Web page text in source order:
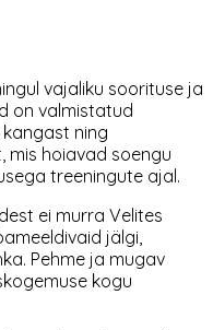
vajaliku soorituse ja
on valmistatud
ning
mis hoiavad soengu
treeningute ajal.
ei murra Velites
jälgi,
Pehme ja mugav
kogu